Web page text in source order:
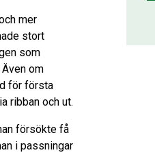
mer
stort
som
om
för första
ribban och ut.
försökte få
i passningar